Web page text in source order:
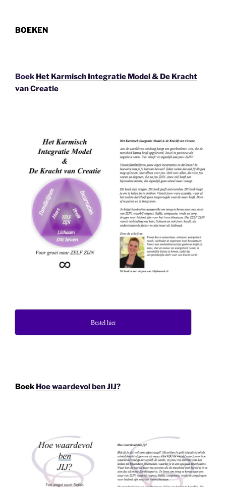
BOEKEN
Boek Het Karmisch Integratie Model & De Kracht
van Creatie
Bestel hier
Boek Hoe waardevol ben JIJ?